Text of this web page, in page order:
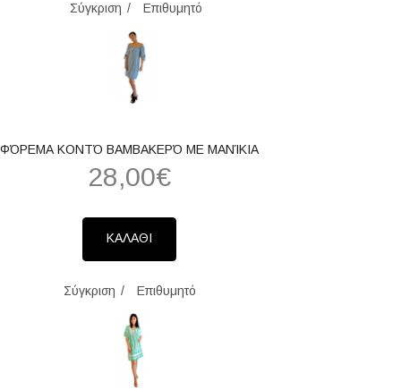
Σύγκριση Επιθυμητό
ΦΌΡΕΜΑ ΚΟΝΤΌ ΒΑΜΒΑΚΕΡΌ ΜΕ ΜΑΝΊΚΙΑ
28,00€
ΚΑΛΑΘΙ
Σύγκριση Επιθυμητό